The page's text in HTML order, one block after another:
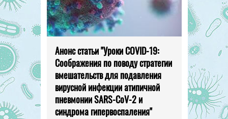
Анонс статьи "Уроки COVID-19:
Соображения по поводу стратегии
вмешательств для подавления
вирусной инфекции атипичной
пневмонии SARS-CoV-2 и
синдрома гипервоспаления"